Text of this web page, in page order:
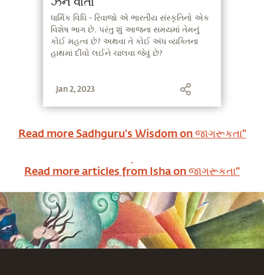
ધાર્મિક વિધિ - રિવાજો એ ભારતીય સંસ્કૃતિનો એક
વિશેષ ભાગ છે. પરંતુ શું આજના સમયમાં તેમનું
કોઈ મહત્વ છે? અથવા તે કોઈ અંધ વ્યક્તિના
હાથમાં દીવો લઈને ચાલવા જેવું છે?
Jan 2, 2023
Read more Sadhguru's Wisdom onજાગરૂકતા"
Read more articles from Isha onજાગરૂકતા"